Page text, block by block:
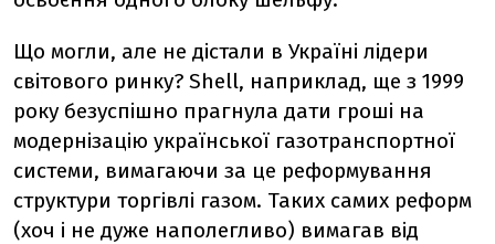
Що могли, але не дістали в Україні лідери
світового ринку? Shell, наприклад, ще з 1999
року безуспішно прагнула дати гроші на
модернізацію української газотранспортної
системи, вимагаючи за це реформування
структури торгівлі газом. Таких самих реформ
(хоч і не дуже наполегливо) вимагав від